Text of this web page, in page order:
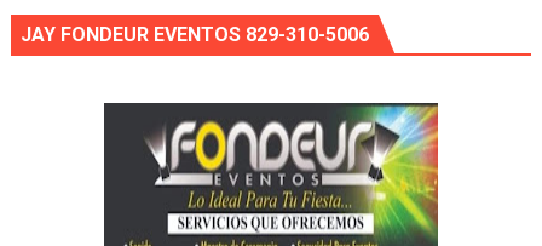
JAY FONDEUR EVENTOS 829-310-5006